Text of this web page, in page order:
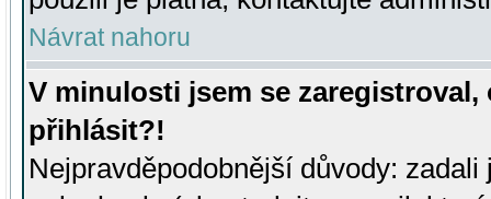
Návrat nahoru
V minulosti jsem se
přihlásit?!
Nejpravděpodobnější důvody: